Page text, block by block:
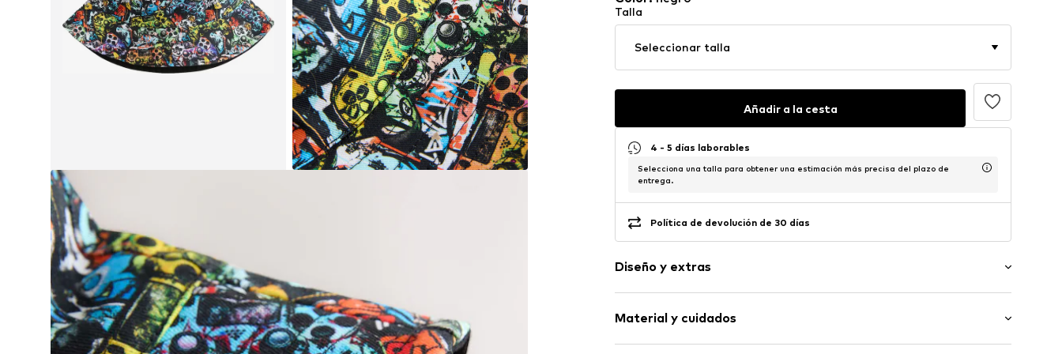
Talla
Seleccionar talla
Añadir a la cesta
4 - 5 días laborables
Selecciona una talla para obtener una estimación más precisa del plazo de
entrega.
Política de devolución de 30 días
Diseño y extras
Dobladillo/borde cosido
Dobladillo recto
Material y cuidados